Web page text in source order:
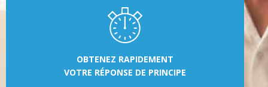
OBTENEZ RAPIDEMENT
VOTRE RÉPONSE DE PRINCIPE